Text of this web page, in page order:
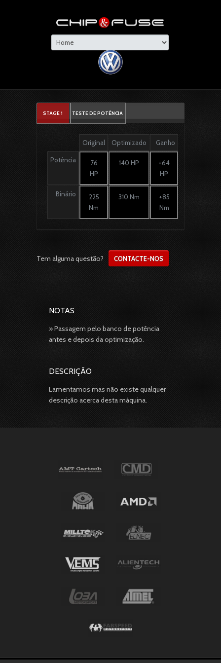
STAGE 1 TESTE DE POTÊNCIA
Original Optimizado Ganho
Potência
76
HP
140 HP
+64
HP
Binário
225
Nm
310 Nm
+85
Nm
Tem alguma questão? CONTACTE-NOS
NOTAS
» Passagem pelo banco de potência
antes e depois da optimização.
DESCRIÇÃO
Lamentamos mas não existe qualquer
descrição acerca desta máquina.